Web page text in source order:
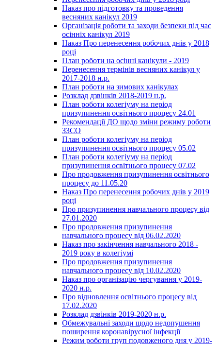
Наказ про підготовку та проведення
весняних канікул 2019
Організація роботи та заходи безпеки під час
осінніх канікул 2019
Наказ Про перенесення робочих днів у 2018
році
План роботи на осінні канікули - 2019
Перенесення термінів весняних канікул у
2017-2018 н.р.
План роботи на зимових канікулах
Розклад дзвінків 2018-2019 н.р.
План роботи колегіуму на період
призупинення освітнього процесу 24.01
Рекомендації ДО щодо зміни режиму роботи
ЗЗСО
План роботи колегіуму на період
призупинення освітнього процесу 05.02
План роботи колегіуму на період
призупинення освітнього процесу 07.02
Про продовження призупинення освітнього
процесу до 11.05.20
Наказ Про перенесення робочих днів у 2019
році
Про призупинення навчального процесу від
27.01.2020
Про продовження призупинення
навчального процесу від 06.02.2020
Наказ про закінчення навчального 2018 -
2019 року в колегіумі
Про продовження призупинення
навчального процесу від 10.02.2020
Наказ про організацію чергування у 2019-
2020 н.р.
Про відновлення освітнього процесу від
17.02.2020
Розклад дзвінків 2019-2020 н.р.
Обмежувальні заходи щодо недопушення
поширення коронавірусної інфекції
Режим роботи груп подовженого дня у 2019-